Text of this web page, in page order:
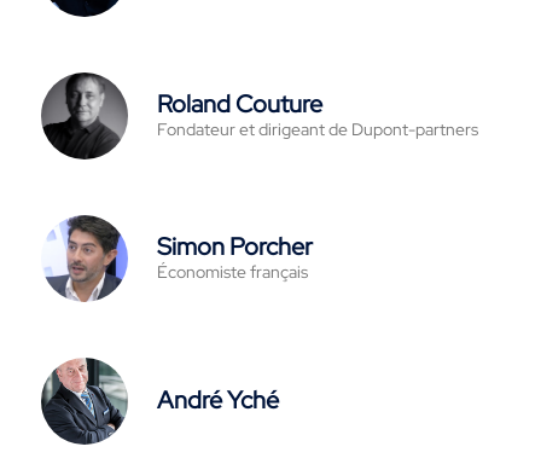
Roland Couture
Fondateur et dirigeant de Dupont-partners
Simon Porcher
Économiste français
André Yché